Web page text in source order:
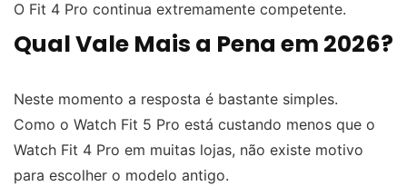
O Fit 4 Pro continua extremamente competente.
Qual Vale Mais a Pena em 2026?
Neste momento a resposta é bastante simples.
Como o Watch Fit 5 Pro está custando menos que o
Watch Fit 4 Pro em muitas lojas, não existe motivo
para escolher o modelo antigo.